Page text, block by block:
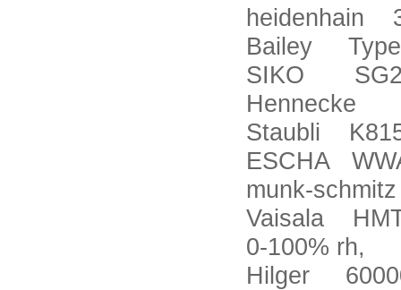
heidenhain
Bailey
SIKO
Hennecke
Staubli
ESCHA
munk-
Vaisala
0-100% rh,
Hilger